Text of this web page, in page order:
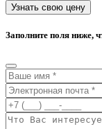
Узнать свою цену
Заполните поля ниже,